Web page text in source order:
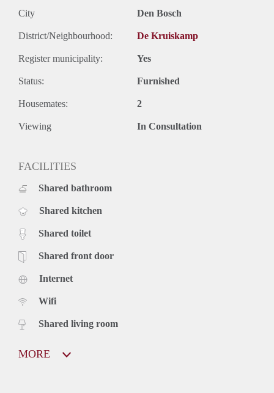
City Den Bosch
District/Neighbourhood: De Kruiskamp
Register municipality: Yes
Status: Furnished
Housemates: 2
Viewing In Consultation
FACILITIES
Shared bathroom
Shared kitchen
Shared toilet
Shared front door
Internet
Wifi
Shared living room
MORE